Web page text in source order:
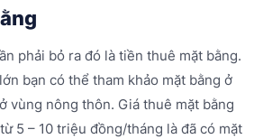
phải bỏ ra đó là tiền thuê mặt bằng.
bạn có thể tham khảo mặt bằng ở
vùng nông thôn. Giá thuê mặt bằng
5 – 10 triệu đồng/tháng là đã có mặt